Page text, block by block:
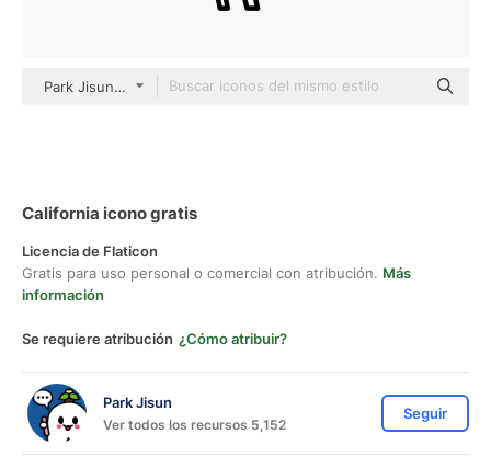
Park Jisun Others
California icono gratis
Licencia de Flaticon
Gratis para uso personal o comercial con atribución. Más
información
Se requiere atribución ¿Cómo atribuir?
Park Jisun
Ver todos los recursos 5,152
Seguir